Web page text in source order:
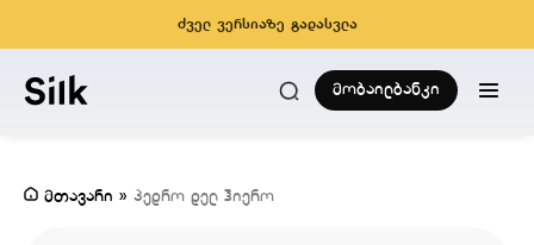
ძველ ვერსიაზე გადასვლა
მობაილბანკი
მთავარი » პედრო დელ ჰიერო